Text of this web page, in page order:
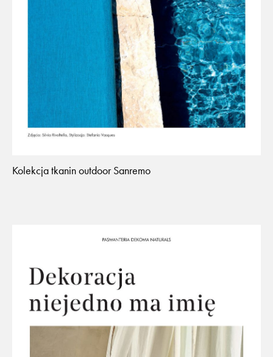
Kolekcja tkanin outdoor Sanremo